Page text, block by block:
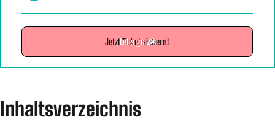
Let's go 🎉
Jetzt Ticket sichern!
Inhaltsverzeichnis